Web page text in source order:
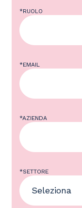
*RUOLO
*EMAIL
*AZIENDA
*SETTORE